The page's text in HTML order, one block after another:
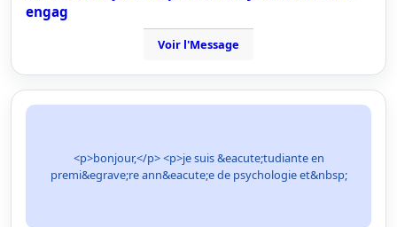
engag
Voir l'Message
<p>bonjour,</p> <p>je suis &eacute;tudiante en
premi&egrave;re ann&eacute;e de psychologie et&nbsp;